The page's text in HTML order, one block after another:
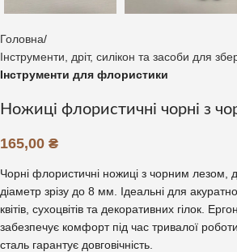
Головна
Інструменти, дріт, силікон та засоби для
Інструменти для флористики
Ножиці флористичні чорні з
165,00 ₴
Чорні флористичні ножиці з чорним лезом,
діаметр зрізу до 8 мм. Ідеальні для
квітів, сухоцвітів та декоративних гілок.
забезпечує комфорт під час тривалої
сталь гарантує довговічність.